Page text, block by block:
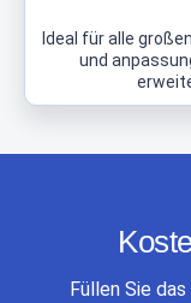
Ideal für alle
und
Füllen Sie